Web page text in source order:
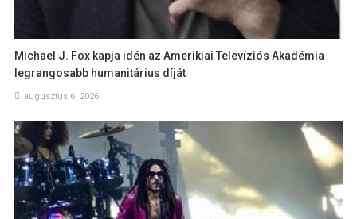
Michael J. Fox kapja idén az Amerikiai Televíziós Akadémia
legrangosabb humanitárius díját
augusztus 6, 2026